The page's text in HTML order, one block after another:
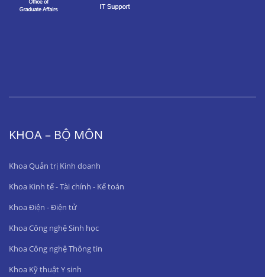
KHOA – BỘ MÔN
Khoa Quản trị Kinh doanh
Khoa Kinh tế - Tài chính - Kế toán
Khoa Điện - Điện tử
Khoa Công nghệ Sinh học
Khoa Công nghệ Thông tin
Khoa Kỹ thuật Y sinh